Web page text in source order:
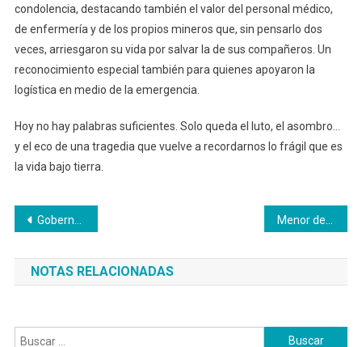
condolencia, destacando también el valor del personal médico,
de enfermería y de los propios mineros que, sin pensarlo dos
veces, arriesgaron su vida por salvar la de sus compañeros. Un
reconocimiento especial también para quienes apoyaron la
logística en medio de la emergencia.
Hoy no hay palabras suficientes. Solo queda el luto, el asombro…
y el eco de una tragedia que vuelve a recordarnos lo frágil que es
la vida bajo tierra.
Navegación
de
entradas
Gobernación de Caldas reactiva obras en las Vías del Hermanamiento Berlín – Florencia y Riosucio – Jardín
NOTAS RELACIONADAS
Buscar: